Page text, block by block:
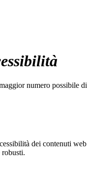
numero possibile
dei contenuti